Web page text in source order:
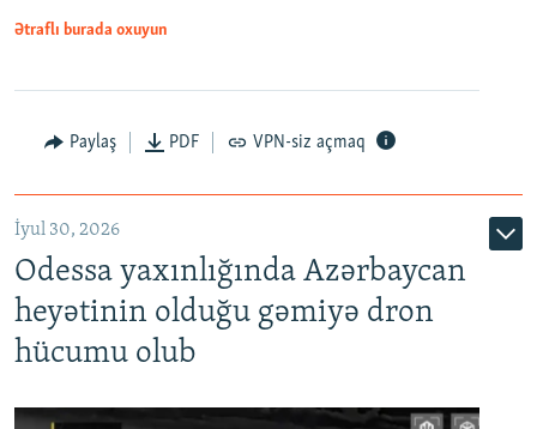
Ətraflı burada oxuyun
Paylaş PDF VPN-siz açmaq
İyul 30, 2026
Odessa yaxınlığında Azərbaycan
heyətinin olduğu gəmiyə dron
hücumu olub